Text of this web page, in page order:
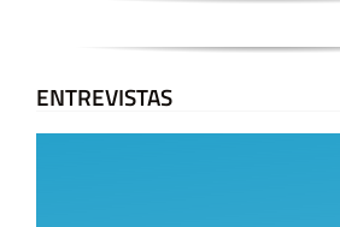
ENTREVISTAS